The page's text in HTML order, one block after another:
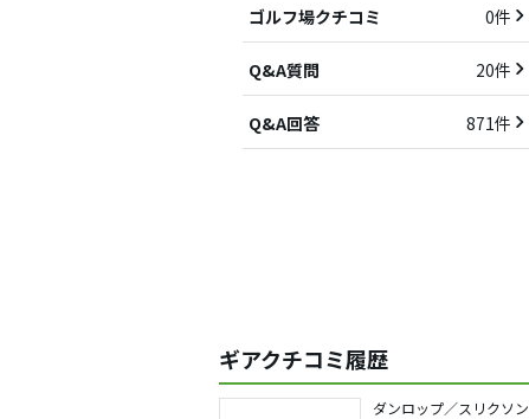
ゴルフ場クチコミ 0件
Q&A質問 20件
Q&A回答 871件
ギアクチコミ履歴
ダンロップ／スリクソン